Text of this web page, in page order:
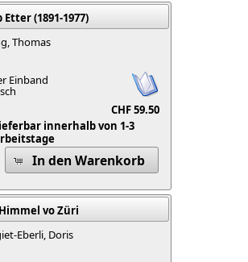
(1891-1977)
Thomas
Einband
CHF 59.50
innerhalb von 1-3
In den Warenkorb
vo Züri
Eberli, Doris